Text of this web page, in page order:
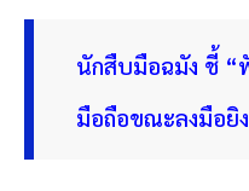
นักสืบมือฉมัง ชี้ “
มือถือขณะลงมือยิง